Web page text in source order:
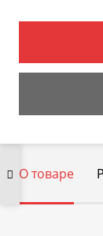
О товаре